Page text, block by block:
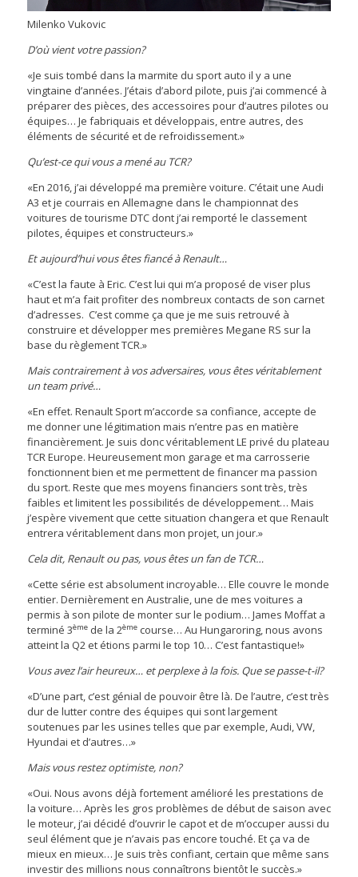
Milenko Vukovic
D’où vient votre passion?
«Je suis tombé dans la marmite du sport auto il y a une
vingtaine d’années. J’étais d’abord pilote, puis j’ai commencé à
préparer des pièces, des accessoires pour d’autres pilotes ou
équipes… Je fabriquais et développais, entre autres, des
éléments de sécurité et de refroidissement.»
Qu’est-ce qui vous a mené au TCR?
«En 2016, j’ai développé ma première voiture. C’était une Audi
A3 et je courrais en Allemagne dans le championnat des
voitures de tourisme DTC dont j’ai remporté le classement
pilotes, équipes et constructeurs.»
Et aujourd’hui vous êtes fiancé à Renault…
«C’est la faute à Eric. C’est lui qui m’a proposé de viser plus
haut et m’a fait profiter des nombreux contacts de son carnet
d’adresses. C’est comme ça que je me suis retrouvé à
construire et développer mes premières Megane RS sur la
base du règlement TCR.»
Mais contrairement à vos adversaires, vous êtes véritablement
un team privé…
«En effet. Renault Sport m’accorde sa confiance, accepte de
me donner une légitimation mais n’entre pas en matière
financièrement. Je suis donc véritablement LE privé du plateau
TCR Europe. Heureusement mon garage et ma carrosserie
fonctionnent bien et me permettent de financer ma passion
du sport. Reste que mes moyens financiers sont très, très
faibles et limitent les possibilités de développement… Mais
j’espère vivement que cette situation changera et que Renault
entrera véritablement dans mon projet, un jour.»
Cela dit, Renault ou pas, vous êtes un fan de TCR…
«Cette série est absolument incroyable… Elle couvre le monde
entier. Dernièrement en Australie, une de mes voitures a
permis à son pilote de monter sur le podium… James Moffat a
terminé 3èmede la 2èmecourse… Au Hungaroring, nous avons
atteint la Q2 et étions parmi le top 10… C’est fantastique!»
Vous avez l’air heureux… et perplexe à la fois. Que se passe-t-il?
«D’une part, c’est génial de pouvoir être là. De l’autre, c’est très
dur de lutter contre des équipes qui sont largement
soutenues par les usines telles que par exemple, Audi, VW,
Hyundai et d’autres…»
Mais vous restez optimiste, non?
«Oui. Nous avons déjà fortement amélioré les prestations de
la voiture… Après les gros problèmes de début de saison avec
le moteur, j’ai décidé d’ouvrir le capot et de m’occuper aussi du
seul élément que je n’avais pas encore touché. Et ça va de
mieux en mieux… Je suis très confiant, certain que même sans
investir des millions nous connaîtrons bientôt le succès.»